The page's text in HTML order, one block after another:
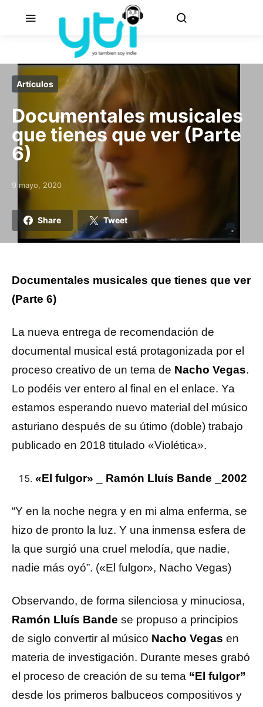
Artículos
Documentales musicales
que tienes que ver (Parte
6)
Posted on
9 mayo, 2020
Share Tweet
Documentales musicales que tienes que ver
(Parte 6)
La nueva entrega de recomendación de
documental musical está protagonizada por el
proceso creativo de un tema de Nacho Vegas.
Lo podéis ver entero al final en el enlace. Ya
estamos esperando nuevo material del músico
asturiano después de su útimo (doble) trabajo
publicado en 2018 titulado «Violética».
«El fulgor» _ Ramón Lluís Bande _2002
“Y en la noche negra y en mi alma enferma, se
hizo de pronto la luz. Y una inmensa esfera de
la que surgió una cruel melodía, que nadie,
nadie más oyó”. («El fulgor», Nacho Vegas)
Observando, de forma silenciosa y minuciosa,
Ramón Lluís Bande se propuso a principios
de siglo convertir al músico Nacho Vegas en
materia de investigación. Durante meses grabó
el proceso de creación de su tema “El fulgor”
desde los primeros balbuceos compositivos y